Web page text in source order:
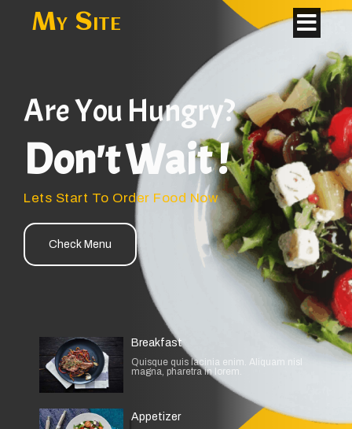
My Site
Are You Hungry?
Don't Wait !
Lets Start To Order Food Now
Check Menu
Breakfast
Quisque quis lacinia enim. Aliquam nisl
magna, pharetra in lorem.
Appetizer